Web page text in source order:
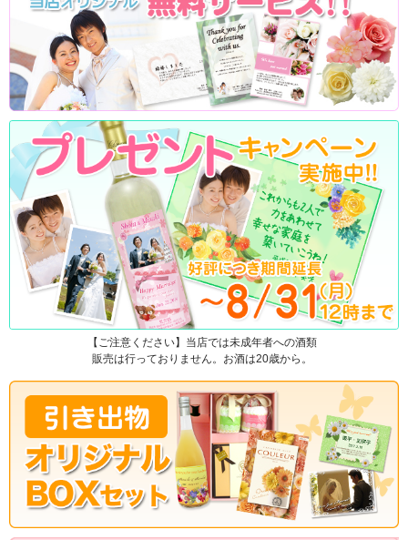
【ご注意ください】当店では未成年者への酒類
販売は行っておりません。お酒は20歳から。